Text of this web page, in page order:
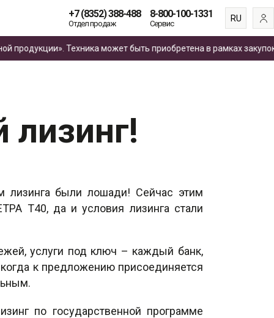
+7 (8352) 388-488
Отдел продаж
8-800-100-1331
Сервис
RU
EN
ES
Техника может быть приобретена в рамках закупокпо
лизинга были лошади! Сейчас этим
Т40, да и условия лизинга стали
услуги под ключ – каждый банк,
к предложению присоединяется
по государственной программе